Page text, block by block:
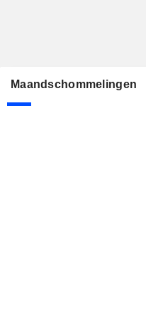
Maandschommelingen